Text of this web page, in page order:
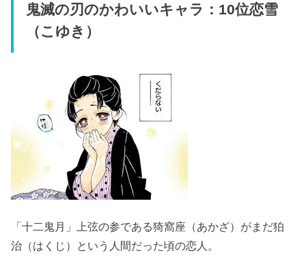
鬼滅の刃のかわいいキャラ：10位恋雪
（こゆき）
「十二鬼月」上弦の参である猗窩座（あかざ）がまだ狛
治（はくじ）という人間だった頃の恋人。